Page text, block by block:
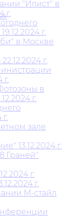
"Илист" в
г.
г.
в Москве
г.
в
г.
зале
13.12.2024 г.
Граней"
г.
г.
М-стайл